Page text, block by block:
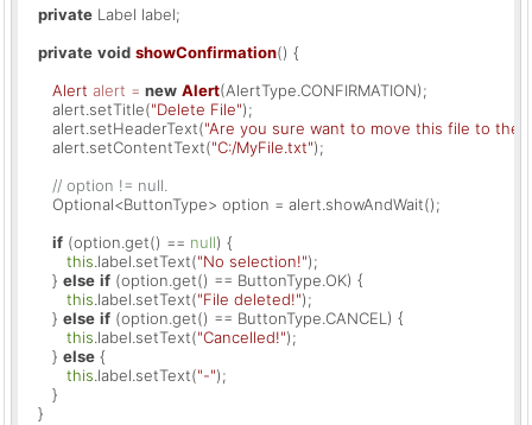
private Label label;
private void showConfirmation() {
Alert alert = new Alert(AlertType.CONFIRMATION);
      alert.setTitle(
"Delete File");
      alert.setHeaderText(
"Are you sure want to move this file to the
      alert.setContentText(
"C:/MyFile.txt");
// option != null.
      Optional<ButtonType> option = alert.showAndWait();
if (option.get() == null) {
this .label.setText("No selection!");
      }
else if (option.get() == ButtonType.OK) {
this .label.setText("File deleted!");
      }
else if (option.get() == ButtonType.CANCEL) {
this .label.setText("Cancelled!");
      }
else {
this .label.setText("-");
      }
   }